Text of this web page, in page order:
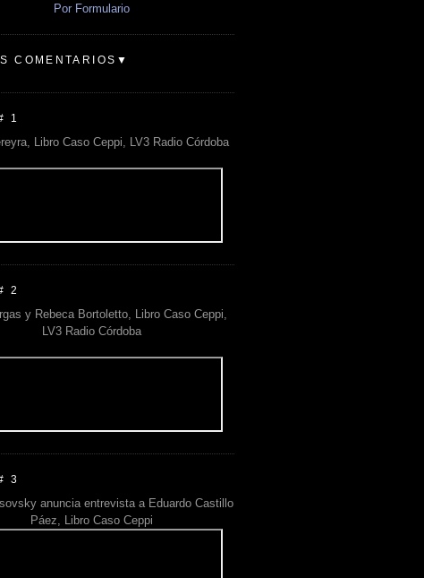
Por Formulario
COMENTARIOS▼
1
Libro Caso Ceppi, LV3 Radio Córdoba
2
y Rebeca Bortoletto, Libro Caso Ceppi,
LV3 Radio Córdoba
3
anuncia entrevista a Eduardo Castillo
Páez, Libro Caso Ceppi